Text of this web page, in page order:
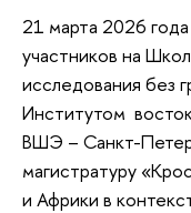
21 марта 2026
участников на
исследования без
Институтом
ВШЭ – Санкт-
магистратуру
и Африки в